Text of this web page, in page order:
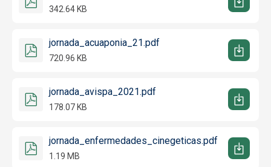
342.64 KB
jornada_acuaponia_21.pdf
720.96 KB
jornada_avispa_2021.pdf
178.07 KB
jornada_enfermedades_cinegeticas.pdf
1.19 MB